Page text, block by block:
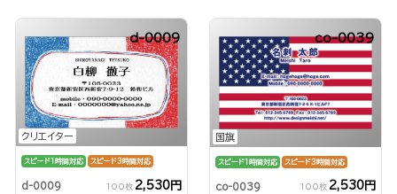
クリエイター
d-0009
スピード1時間対応 スピード3時間対応
d-0009 100枚 2,530円
国旗
co-0039
スピード1時間対応 スピード3時間対応
co-0039 100枚 2,530円